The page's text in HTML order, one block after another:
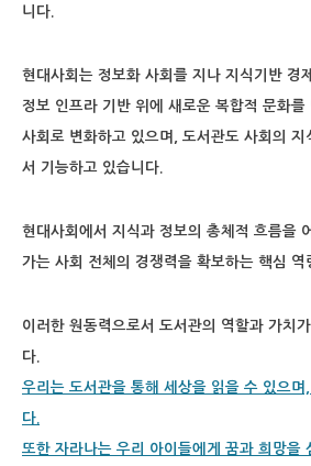
니다.
현대사회는 정보화 사회를 지나 지식기반 경
정보 인프라 기반 위에 새로운 복합적 문화
사회로 변화하고 있으며, 도서관도 사회의 지
서 기능하고 있습니다.
현대사회에서 지식과 정보의 총체적 흐름을
가는 사회 전체의 경쟁력을 확보하는 핵심 역
이러한 원동력으로서 도서관의 역할과 가치
다.
우리는 도서관을 통해 세상을 읽을 수 있으며
다.
또한 자라나는 우리 아이들에게 꿈과 희망을